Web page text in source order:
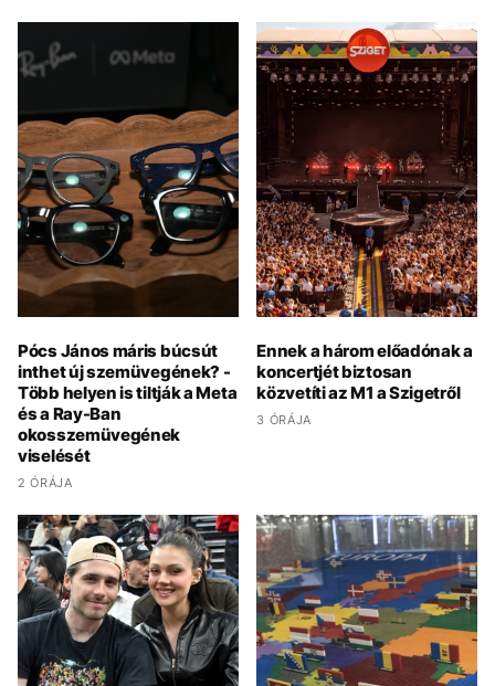
Pócs János máris búcsút
inthet új szemüvegének? -
Több helyen is tiltják a Meta
és a Ray-Ban
okosszemüvegének
viselését
2 ÓRÁJA
Ennek a három előadónak a
koncertjét biztosan
közvetíti az M1 a Szigetről
3 ÓRÁJA